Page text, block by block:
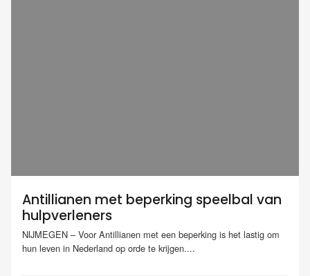
Antillianen met beperking speelbal van
hulpverleners
NIJMEGEN – Voor Antillianen met een beperking is het lastig om
hun leven in Nederland op orde te krijgen....